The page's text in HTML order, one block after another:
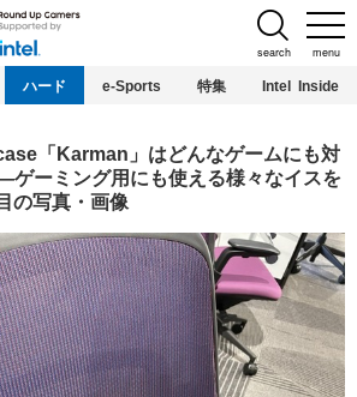
menu
search
ハード e-Sports 特集 Intel Inside
「Karman」はどんなゲームにも対
ゲーミング用にも使える様々なイスを
の写真・画像